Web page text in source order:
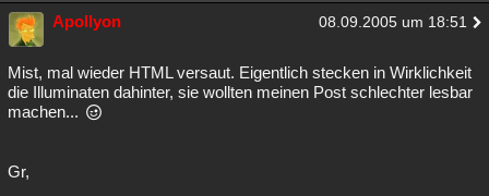
Apollyon 08.09.2005 um 18:51
Mist, mal wieder HTML versaut. Eigentlich stecken in Wirklichkeit
die Illuminaten dahinter, sie wollten meinen Post schlechter lesbar
machen...
Gr,